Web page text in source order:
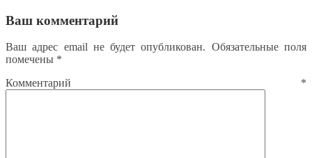
Ваш комментарий
Ваш адрес email не будет опубликован. Обязательные поля
помечены *
Комментарий *